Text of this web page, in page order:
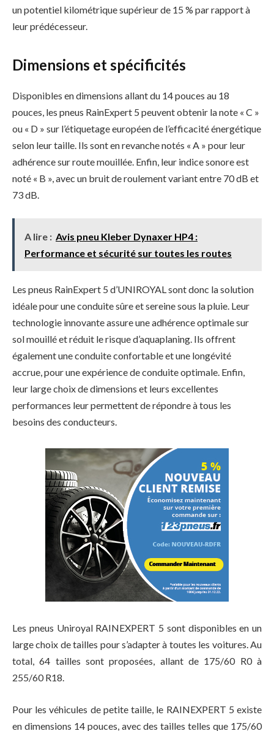
un potentiel kilométrique supérieur de 15 % par rapport à
leur prédécesseur.
Dimensions et spécificités
Disponibles en dimensions allant du 14 pouces au 18
pouces, les pneus RainExpert 5 peuvent obtenir la note « C »
ou « D » sur l’étiquetage européen de l’efficacité énergétique
selon leur taille. Ils sont en revanche notés « A » pour leur
adhérence sur route mouillée. Enfin, leur indice sonore est
noté « B », avec un bruit de roulement variant entre 70 dB et
73 dB.
A lire : Avis pneu Kleber Dynaxer HP4 :
Performance et sécurité sur toutes les routes
Les pneus RainExpert 5 d’UNIROYAL sont donc la solution
idéale pour une conduite sûre et sereine sous la pluie. Leur
technologie innovante assure une adhérence optimale sur
sol mouillé et réduit le risque d’aquaplaning. Ils offrent
également une conduite confortable et une longévité
accrue, pour une expérience de conduite optimale. Enfin,
leur large choix de dimensions et leurs excellentes
performances leur permettent de répondre à tous les
besoins des conducteurs.
Les pneus Uniroyal RAINEXPERT 5 sont disponibles en un
large choix de tailles pour s’adapter à toutes les voitures. Au
total, 64 tailles sont proposées, allant de 175/60 R0 à
255/60 R18.
Pour les véhicules de petite taille, le RAINEXPERT 5 existe
en dimensions 14 pouces, avec des tailles telles que 175/60